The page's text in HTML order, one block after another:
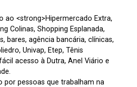
ao <strong>Hipermercado Extra,
Colinas, Shopping Esplanada,
bares, agência bancária, clínicas,
Univap, Etep, Tênis
acesso à Dutra, Anel Viário e
por pessoas que trabalham na